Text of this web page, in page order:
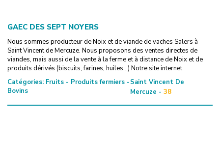
GAEC DES SEPT NOYERS
Nous sommes producteur de Noix et de viande de vaches Salers à
Saint Vincent de Mercuze. Nous proposons des ventes directes de
viandes, mais aussi de la vente à la ferme et à distance de Noix et de
produits dérivés (biscuits, farines, huiles...) Notre site internet
Catégories: Fruits - Produits fermiers -
Bovins
Saint Vincent De
Mercuze - 38